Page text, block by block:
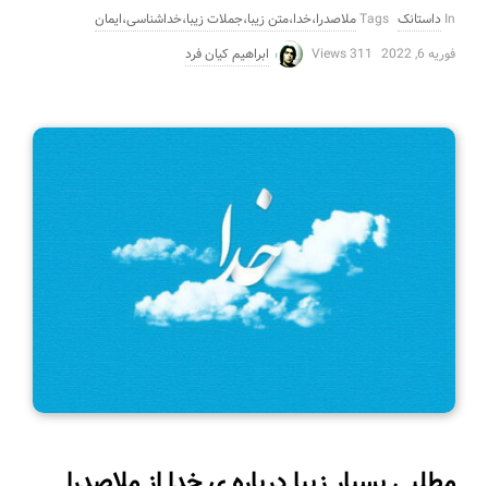
In داستانک Tagsملاصدرا،خدا،متن زیبا،جملات زیبا،خداشناسی،ایمان
فوریه 6, 2022
311 Views ابراهیم کیان فرد